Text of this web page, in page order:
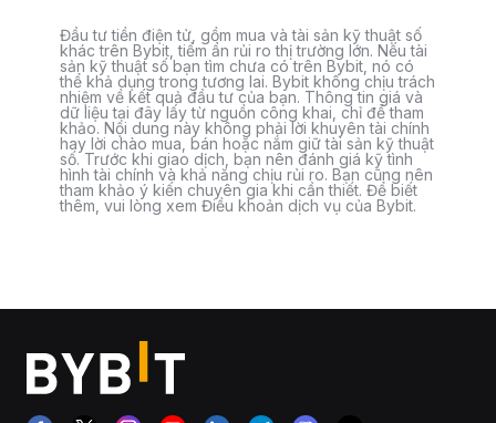
Đầu tư tiền điện tử, gồm mua và tài sản kỹ thuật số
khác trên Bybit, tiềm ẩn rủi ro thị trường lớn. Nếu tài
sản kỹ thuật số bạn tìm chưa có trên Bybit, nó có
thể khả dụng trong tương lai. Bybit không chịu trách
nhiệm về kết quả đầu tư của bạn. Thông tin giá và
dữ liệu tại đây lấy từ nguồn công khai, chỉ để tham
khảo. Nội dung này không phải lời khuyên tài chính
hay lời chào mua, bán hoặc nắm giữ tài sản kỹ thuật
số. Trước khi giao dịch, bạn nên đánh giá kỹ tình
hình tài chính và khả năng chịu rủi ro. Bạn cũng nên
tham khảo ý kiến chuyên gia khi cần thiết. Để biết
thêm, vui lòng xem Điều khoản dịch vụ của Bybit.